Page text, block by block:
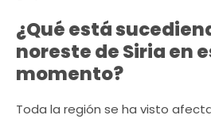
¿Qué está
noreste de Siria en
momento?
Toda la región se ha visto